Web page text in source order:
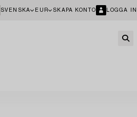
SVENSKA EUR SKAPA KONTO LOGGA IN